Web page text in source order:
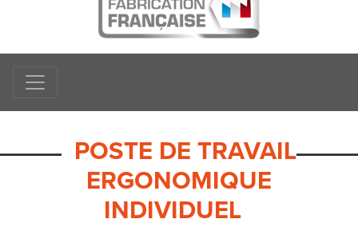
POSTE DE TRAVAIL
ERGONOMIQUE
INDIVIDUEL